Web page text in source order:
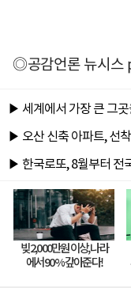
◎공감언론 뉴시스